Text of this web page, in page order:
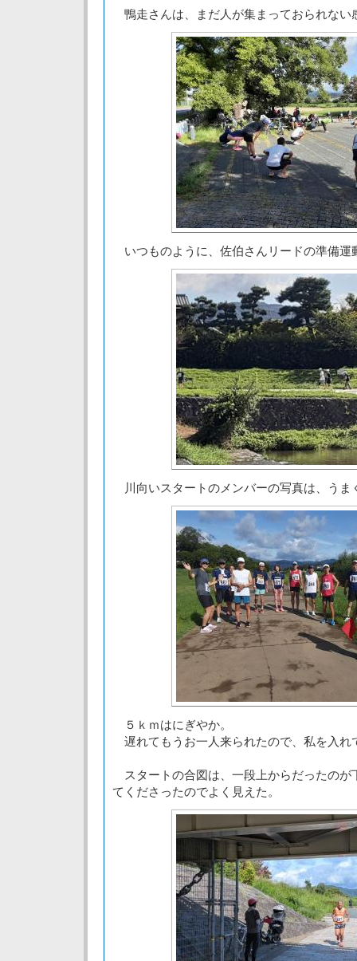
鴨走さんは、まだ人が集まっておられない
いつものように、佐伯さんリードの準備運
川向いスタートのメンバーの写真は、うま
５ｋｍはにぎやか。
遅れてもうお一人来られたので、私を入れ
スタートの合図は、一段上からだったのが
てくださったのでよく見えた。